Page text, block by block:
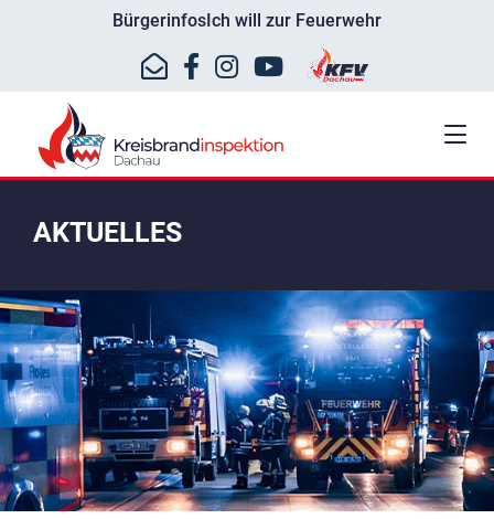
BürgerinfosIch will zur Feuerwehr
AKTUELLES